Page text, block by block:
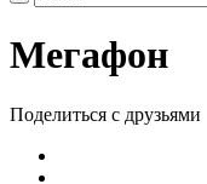
Мегафон
Поделиться с друзьями